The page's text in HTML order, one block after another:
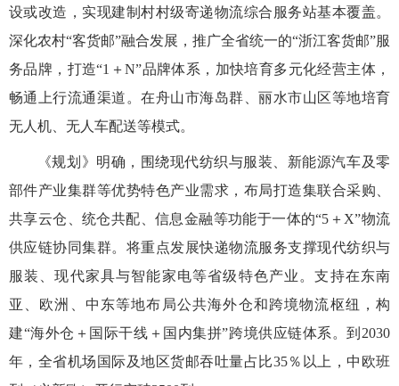
设或改造，实现建制村村级寄递物流综合服务站基本覆盖。
深化农村“客货邮”融合发展，推广全省统一的“浙江客货邮”服
务品牌，打造“1＋N”品牌体系，加快培育多元化经营主体，
畅通上行流通渠道。在舟山市海岛群、丽水市山区等地培育
无人机、无人车配送等模式。
《规划》明确，围绕现代纺织与服装、新能源汽车及零
部件产业集群等优势特色产业需求，布局打造集联合采购、
共享云仓、统仓共配、信息金融等功能于一体的“5＋X”物流
供应链协同集群。将重点发展快递物流服务支撑现代纺织与
服装、现代家具与智能家电等省级特色产业。支持在东南
亚、欧洲、中东等地布局公共海外仓和跨境物流枢纽，构
建“海外仓＋国际干线＋国内集拼”跨境供应链体系。到2030
年，全省机场国际及地区货邮吞吐量占比35％以上，中欧班